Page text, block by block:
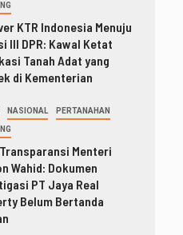
KTR Indonesia Menuju
III DPR: Kawal Ketat
Tanah Adat yang
di Kementerian
NASIONAL PERTANAHAN
Menteri
Wahid: Dokumen
PT Jaya Real
Belum Bertanda